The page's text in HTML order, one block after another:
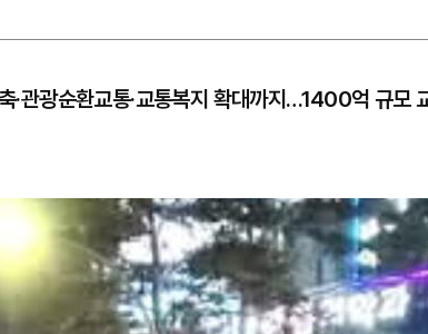
·관광순환교통·교통복지 확대까지…1400억 규모